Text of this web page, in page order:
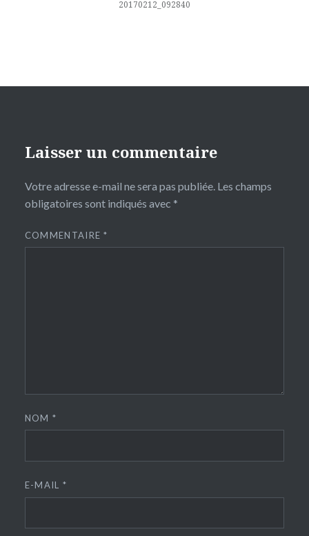
20170212_092840
Laisser un commentaire
Votre adresse e-mail ne sera pas publiée. Les champs
obligatoires sont indiqués avec *
COMMENTAIRE*
NOM*
E-MAIL *